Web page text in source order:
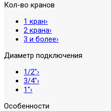
Кол-во кранов
1 кран›
2 крана›
3 и более›
Диаметр подключения
1/2″›
3/4″›
1″›
Особенности